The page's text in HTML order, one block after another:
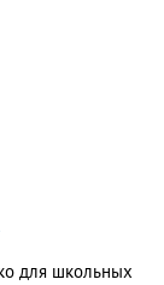
для школьных